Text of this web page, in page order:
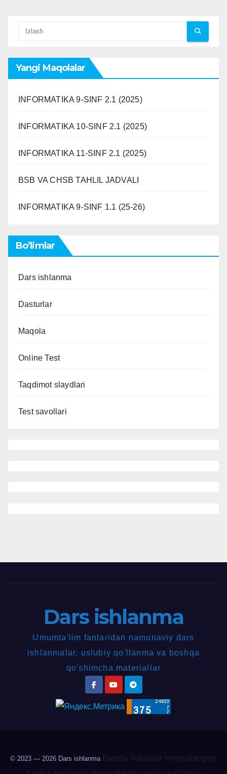
Yangi Maqolalar
INFORMATIKA 9-SINF 2.1 (2025)
INFORMATIKA 10-SINF 2.1 (2025)
INFORMATIKA 11-SINF 2.1 (2025)
BSB VA CHSB TAHLIL JADVALI
INFORMATIKA 9-SINF 1.1 (25-26)
Bo’limlar
Dars ishlanma
Dasturlar
Maqola
Online Test
Taqdimot slaydlari
Test savollari
Dars ishlanma
Umumta'lim fanlaridan namunaviy dars
ishlanmalar, uslubiy qo'llanma va boshqa
qo'shimcha materiallar
© 2023 — 2026Dars ishlanmaBarcha huquqlar himoyalangan.